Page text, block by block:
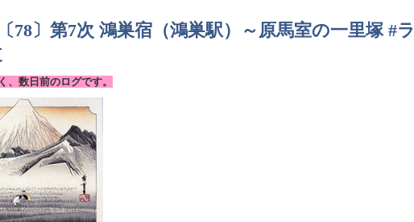
78〕第7次 鴻巣宿（鴻巣駅）～原馬室の一里塚 #ラ
数日前のログです。